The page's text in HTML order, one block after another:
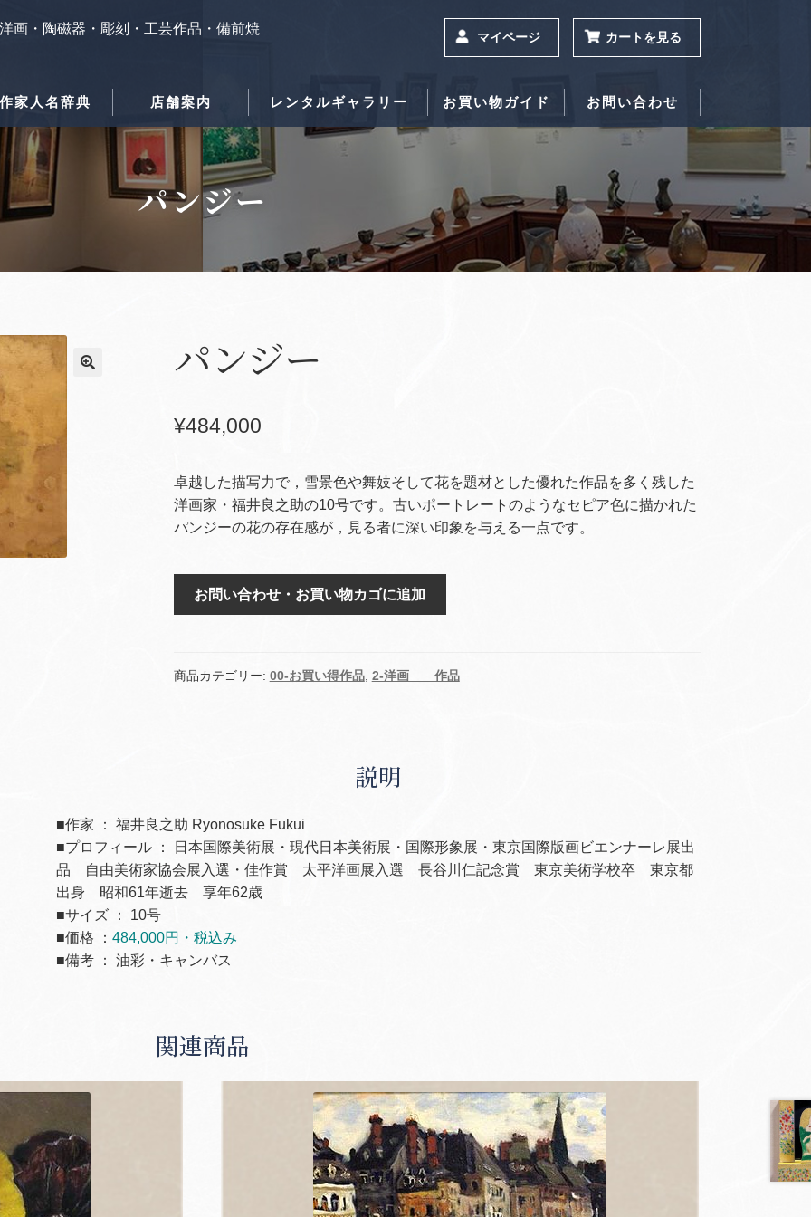
画・陶磁器・彫刻・工芸作品・備前焼
マイページ カートを見る
家人名辞典 店舗案内 レンタルギャラリー お買い物ガイド お問い合わせ
パンジー
パンジー
¥484,000
卓越した描写力で，雪景色や舞妓そして花を題材とした優れた作品を多く残した
洋画家・福井良之助の10号です。古いポートレートのようなセピア色に描かれた
パンジーの花の存在感が，見る者に深い印象を与える一点です。
個
お問い合わせ・お買い物カゴに追加
商品カテゴリー: 00-お買い得作品, 2-洋画 作品
説明
■作家 ： 福井良之助 Ryonosuke Fukui
■プロフィール ： 日本国際美術展・現代日本美術展・国際形象展・東京国際版画ビエンナーレ展出
品 自由美術家協会展入選・佳作賞 太平洋画展入選 長谷川仁記念賞 東京美術学校卒 東京都
出身 昭和61年逝去 享年62歳
■サイズ ： 10号
■価格 ：484,000円・税込み
■備考 ： 油彩・キャンバス
関連商品